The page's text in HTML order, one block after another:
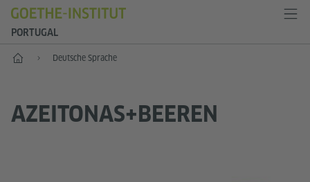
PORTUGAL
Start Deutsche Sprache
AZEITONAS+BEEREN